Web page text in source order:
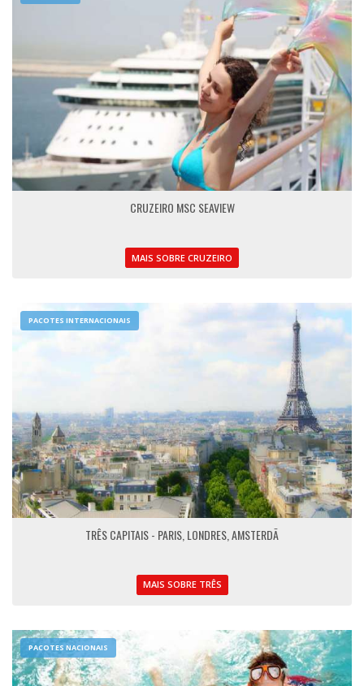
CRUZEIRO MSC SEAVIEW
MAIS SOBRE CRUZEIRO
PACOTES INTERNACIONAIS
TRÊS CAPITAIS - PARIS, LONDRES, AMSTERDÃ
MAIS SOBRE TRÊS
PACOTES NACIONAIS